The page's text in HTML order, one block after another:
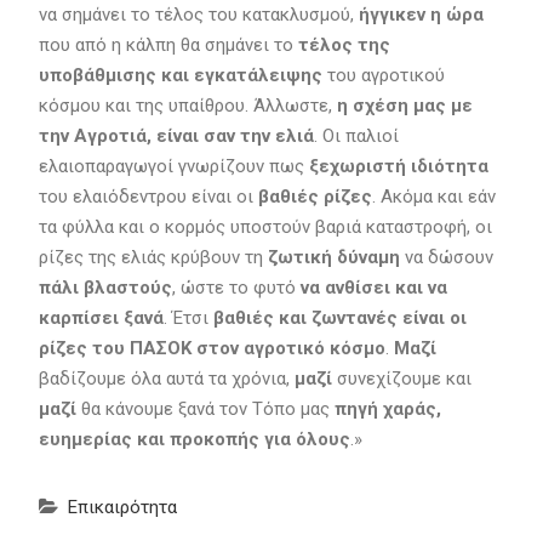
να σημάνει το τέλος του κατακλυσμού, ήγγικεν η ώρα
που από η κάλπη θα σημάνει το τέλος της
υποβάθμισης και εγκατάλειψης του αγροτικού
κόσμου και της υπαίθρου. Άλλωστε, η σχέση μας με
την Αγροτιά, είναι σαν την ελιά. Οι παλιοί
ελαιοπαραγωγοί γνωρίζουν πως ξεχωριστή ιδιότητα
του ελαιόδεντρου είναι οι βαθιές ρίζες . Ακόμα και εάν
τα φύλλα και ο κορμός υποστούν βαριά καταστροφή, οι
ρίζες της ελιάς κρύβουν τη ζωτική δύναμη να δώσουν
πάλι βλαστούς, ώστε το φυτόνα ανθίσει και να
καρπίσει ξανά. Έτσι βαθιές και ζωντανές είναι οι
ρίζες του ΠΑΣΟΚ στον αγροτικό κόσμο Μαζί
βαδίζουμε όλα αυτά τα χρόνια, μαζίσυνεχίζουμε και
μαζίθα κάνουμε ξανά τον Τόπο μας πηγή χαράς,
ευημερίας και προκοπής για όλους .»
Επικαιρότητα